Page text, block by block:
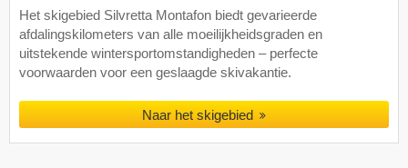
Het skigebied Silvretta Montafon biedt gevarieerde
afdalingskilometers van alle moeilijkheidsgraden en
uitstekende wintersportomstandigheden – perfecte
voorwaarden voor een geslaagde skivakantie.
Naar het skigebied